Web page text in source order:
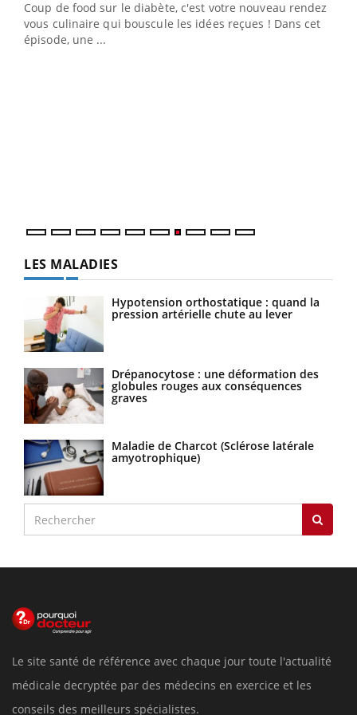
Coup de food sur le diabète, c'est votre nouveau rendez-
vous culinaire qui bouscule les idées reçues ! Dans cet
épisode, une ...
LES MALADIES
Hypotension orthostatique : quand la
pression artérielle chute au lever
Drépanocytose : une déformation des
globules rouges aux conséquences
graves
Maladie de Charcot (Sclérose latérale
amyotrophique)
Le site santé de référence avec chaque jour toute l'actualité
médicale decryptée par des médecins en exercice et les
conseils des meilleurs spécialistes.